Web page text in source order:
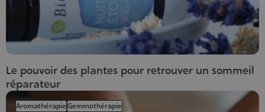
Le pouvoir des plantes pour retrouver un sommeil
réparateur
AromathérapieGemmothérapie